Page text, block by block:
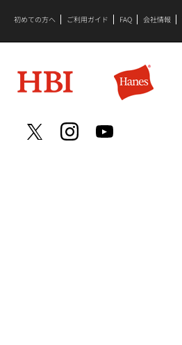
初めての方へ ご利用ガイド FAQ 会社情報